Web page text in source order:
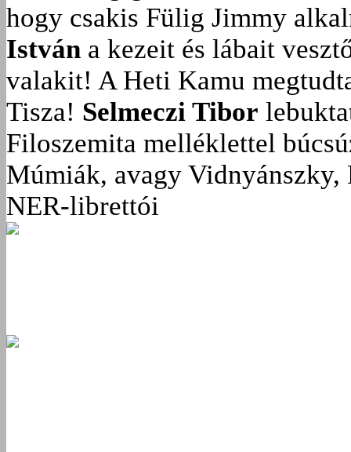
hogy csakis Fülig Jimmy
István a kezeit és lábait
valakit! A Heti Kamu
Tisza! Selmeczi Tibor
Filoszemita melléklettel
Múmiák, avagy Vidnyánszky,
NER-librettói